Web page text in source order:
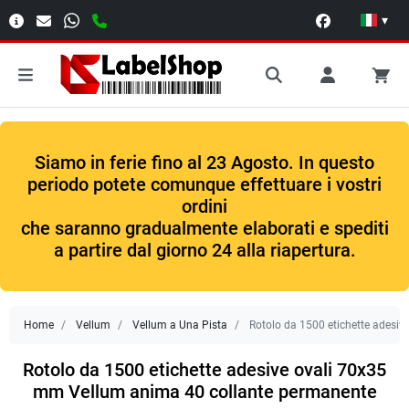
▾
Siamo in ferie fino al 23 Agosto. In questo
periodo potete comunque effettuare i vostri
ordini
che saranno gradualmente elaborati e spediti
a partire dal giorno 24 alla riapertura.
Home Vellum Vellum a Una Pista Rotolo da 1500 etichette
Rotolo da 1500 etichette adesive ovali 70x35
mm Vellum anima 40 collante permanente